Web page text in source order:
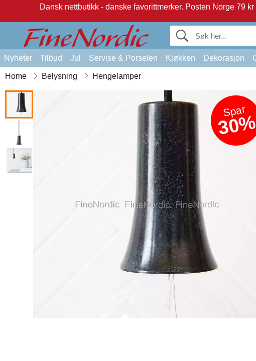
Dansk nettbutikk - danske favorittmerker. Posten Norge 79 kr
Nyheter Tilbud Jul Servise & Porselen Kjøkken Dekorasjon
Home Belysning Hengelamper
Spar
30%